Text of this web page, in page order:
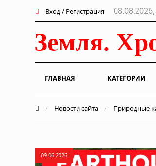
Вход / Регистрация
ГЛАВНАЯ КАТЕГОРИИ
/ Новости сайта / Природные
09.06.2026